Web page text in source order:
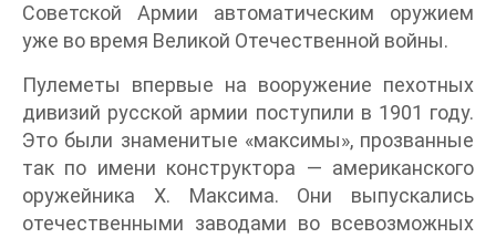
Советской Армии автоматическим оружием
уже во время Великой Отечественной войны.
Пулеметы впервые на вооружение пехотных
дивизий русской армии поступили в 1901 году.
Это были знаменитые «максимы», прозванные
так по имени конструктора — американского
оружейника X. Максима. Они выпускались
отечественными заводами во всевозможных